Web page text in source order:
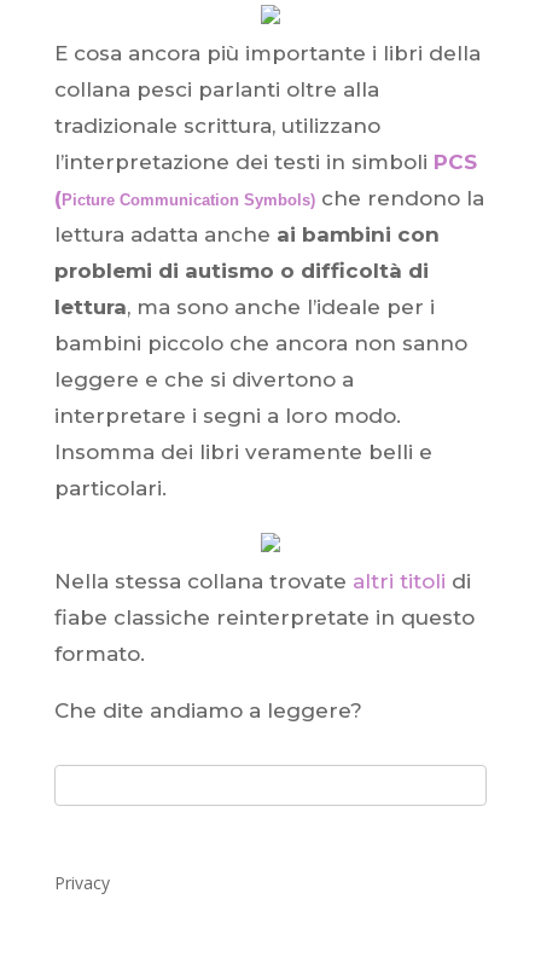
E cosa ancora più importante i libri della
collana pesci parlanti oltre alla
tradizionale scrittura, utilizzano
l’interpretazione dei testi in simboli PCS
(Picture Communication Symbols) che rendono la
lettura adatta anche ai bambini con
problemi di autismo o difficoltà di
lettura, ma sono anche l’ideale per i
bambini piccolo che ancora non sanno
leggere e che si divertono a
interpretare i segni a loro modo.
Insomma dei libri veramente belli e
particolari.
Nella stessa collana trovate altri titoli di
fiabe classiche reinterpretate in questo
formato.
Che dite andiamo a leggere?
Privacy